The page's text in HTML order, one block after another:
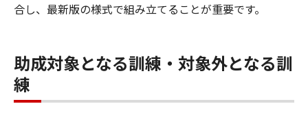
合し、最新版の様式で組み立てることが重要です。
助成対象となる訓練・対象外となる訓
練